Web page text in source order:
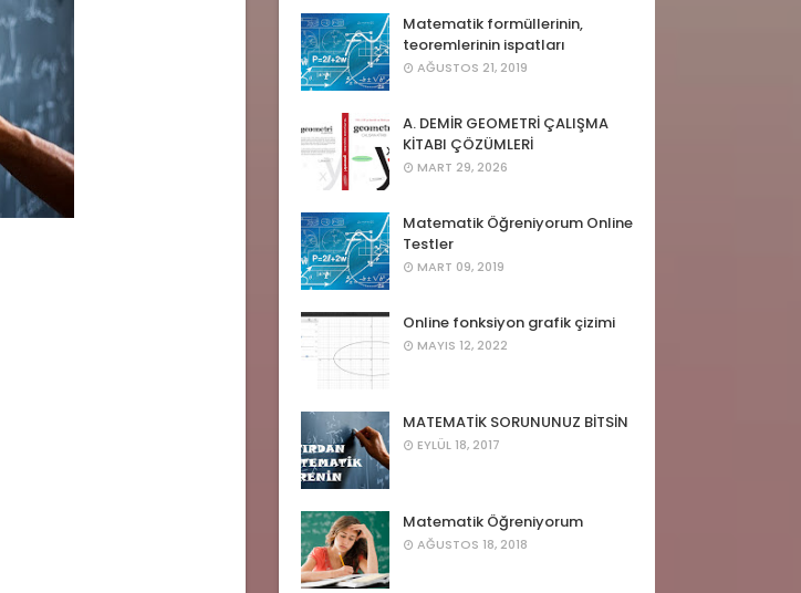
Matematik formüllerinin,
teoremlerinin ispatları
AĞUSTOS 21, 2019
A. DEMİR GEOMETRİ ÇALIŞMA
KİTABI ÇÖZÜMLERİ
MART 29, 2026
Matematik Öğreniyorum Online
Testler
MART 09, 2019
Online fonksiyon grafik çizimi
MAYIS 12, 2022
MATEMATİK SORUNUNUZ BİTSİN
EYLÜL 18, 2017
Matematik Öğreniyorum
AĞUSTOS 18, 2018